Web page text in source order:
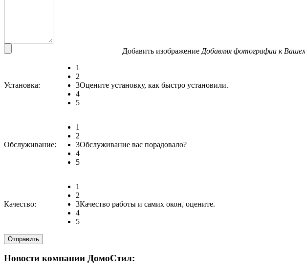
Добавить изображение Добавляя фотографии к
Установка:
1
2
3
4
5
Оцените установку, как быстро установили.
Обслуживание:
1
2
3
4
5
Обслуживание вас порадовало?
Качество:
1
2
3
4
5
Качество работы и самих окон, оцените.
Новости компании ДомоСтил: